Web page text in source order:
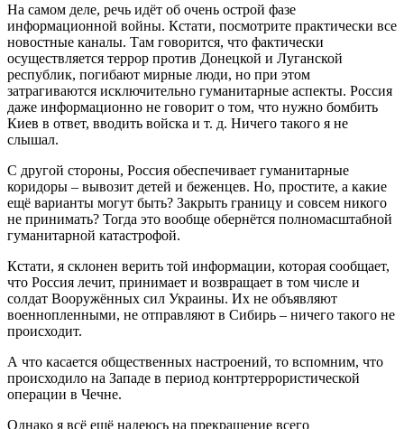
На самом деле, речь идёт об очень острой фазе
информационной войны. Кстати, посмотрите практически все
новостные каналы. Там говорится, что фактически
осуществляется террор против Донецкой и Луганской
республик, погибают мирные люди, но при этом
затрагиваются исключительно гуманитарные аспекты. Россия
даже информационно не говорит о том, что нужно бомбить
Киев в ответ, вводить войска и т. д. Ничего такого я не
слышал.
С другой стороны, Россия обеспечивает гуманитарные
коридоры – вывозит детей и беженцев. Но, простите, а какие
ещё варианты могут быть? Закрыть границу и совсем никого
не принимать? Тогда это вообще обернётся полномасштабной
гуманитарной катастрофой.
Кстати, я склонен верить той информации, которая сообщает,
что Россия лечит, принимает и возвращает в том числе и
солдат Вооружённых сил Украины. Их не объявляют
военнопленными, не отправляют в Сибирь – ничего такого не
происходит.
А что касается общественных настроений, то вспомним, что
происходило на Западе в период контртеррористической
операции в Чечне.
Однако я всё ещё надеюсь на прекращение всего